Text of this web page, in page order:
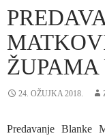
24. OŽUJKA 2018.
Predavanje Blanke